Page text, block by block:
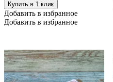
Купить в 1 клик
Добавить в избранное
Добавить в избранное